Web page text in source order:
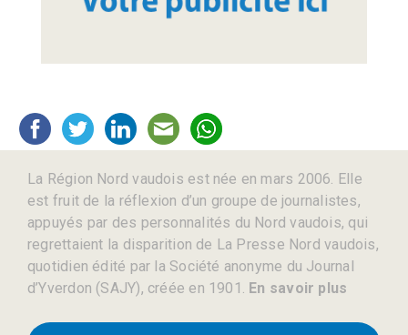
La Région Nord vaudois est née en mars 2006. Elle
est fruit de la réflexion d’un groupe de journalistes,
appuyés par des personnalités du Nord vaudois, qui
regrettaient la disparition de La Presse Nord vaudois,
quotidien édité par la Société anonyme du Journal
d’Yverdon (SAJY), créée en 1901. En savoir plus